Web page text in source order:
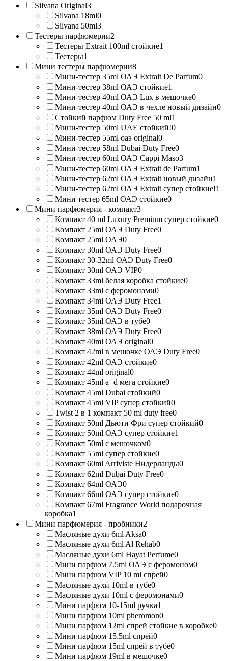
Silvana Original3
Silvana 18ml0
Silvana 50ml3
Тестеры парфюмерии2
Тестеры Extrait 100ml стойкие1
Тестеры1
Мини тестеры парфюмерии8
Мини-тестер 35ml ОАЭ Extrait De Parfum0
Мини-тестер 38ml ОАЭ стойкие1
Мини-тестер 40ml ОАЭ Lux в мешочке0
Мини-тестер 40ml ОАЭ в чехле новый дизайн0
Стойкий парфюм Duty Free 50 ml1
Мини-тестер 50ml UAE стойкий!0
Мини-тестер 55ml оаэ original0
Мини-тестер 58ml Dubai Duty Free0
Мини-тестер 60ml ОАЭ Cappi Maso3
Мини-тестер 60ml ОАЭ Extrait de Parfum1
Мини-тестер 62ml ОАЭ Extrait новый дизайн1
Мини-тестер 62ml ОАЭ Extrait супер стойкие!1
Мини тестер 65ml ОАЭ стойкие0
Мини парфюмерия - компакт3
Компакт 40 ml Luxury Premium супер стойкие0
Компакт 25ml ОАЭ Duty Free0
Компакт 25ml ОАЭ0
Компакт 30ml ОАЭ Duty Free0
Компакт 30-32ml ОАЭ Duty Free0
Компакт 30ml ОАЭ VIP0
Компакт 33ml белая коробка стойкие0
Компакт 33ml с феромонами0
Компакт 34ml ОАЭ Duty Free1
Компакт 35ml ОАЭ Duty Free0
Компакт 35ml ОАЭ в тубе0
Компакт 38ml ОАЭ Duty Free0
Компакт 40ml ОАЭ original0
Компакт 42ml в мешочке ОАЭ Duty Free0
Компакт 42ml ОАЭ стойкие0
Компакт 44ml original0
Компакт 45ml a+d мега стойкие0
Компакт 45ml Dubai стойкий0
Компакт 45ml VIP супер стойкий0
Twist 2 в 1 компакт 50 ml duty free0
Компакт 50ml Дьюти Фри супер стойкий0
Компакт 50ml ОАЭ супер стойкие1
Компакт 50ml с мешочком0
Компакт 55ml супер стойкие0
Компакт 60ml Arriviste Нидерланды0
Компакт 62ml Dubai Duty Free0
Компакт 64ml ОАЭ0
Компакт 66ml ОАЭ супер стойкие0
Компакт 67ml Fragrance World подарочная
коробка1
Мини парфюмерия - пробники2
Масляные духи 6ml Aksa0
Масляные духи 6ml Al Rehab0
Масляные духи 6ml Hayat Perfume0
Мини парфюм 7.5ml ОАЭ с феромоном0
Мини парфюм VIP 10 ml спрей0
Масляные духи 10ml в тубе0
Масляные духи 10ml с феромонами0
Мини парфюм 10-15ml ручка1
Мини парфюм 10ml pheromon0
Мини парфюм 12ml спрей стойкие в коробке0
Мини парфюм 15.5ml спрей0
Мини парфюм 15ml спрей в тубе0
Мини парфюм 19ml в мешочке0